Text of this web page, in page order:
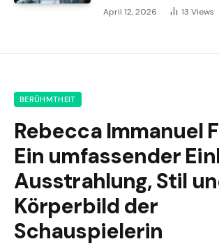
April 12, 2026 13 Views
BERÜHMTHEIT
Rebecca Immanuel
Ein umfassender
Ausstrahlung, Stil
Körperbild der
Schauspielerin